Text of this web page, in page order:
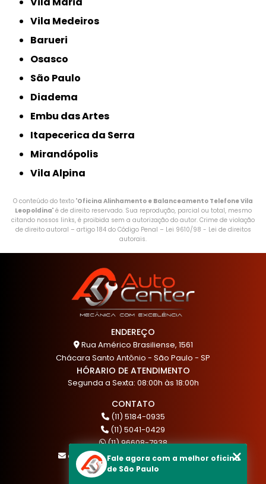
Vila Medeiros
Barueri
Osasco
São Paulo
Diadema
Embu das Artes
Itapecerica da Serra
Mirandópolis
Vila Alpina
O conteúdo do texto "Oficina Alinhamento e Balanceamento Telefone Vila
Leopoldina" é de direito reservado. Sua reprodução, parcial ou total, mesmo
citando nossos links, é proibida sem a autorização do autor. Crime de violação
de direito autoral – artigo 184 do Código Penal – Lei 9610/98 - Lei de direitos
autorais.
ENDEREÇO
Rua Américo Brasiliense, 1561
Chácara Santo Antônio - São Paulo - SP
HÓRARIO DE ATENDIMENTO
Segunda a Sexta: 08:00h às 18:00h
CONTATO
(11) 5184-0935
(11) 5041-0429
(11) 96608-7938
atendimento@akautocenter.com.br
Fale agora com a melhor oficina
de São Paulo